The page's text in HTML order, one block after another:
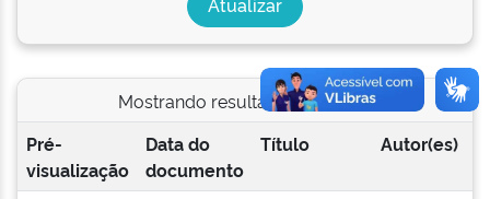
Mostrando resultados 1 a 1 de 1
Pré-
visualização
Data do
documento
Título Autor(es)